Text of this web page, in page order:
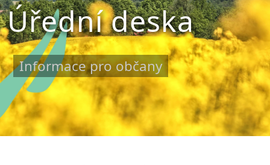
Úřední deska
Informace pro občany